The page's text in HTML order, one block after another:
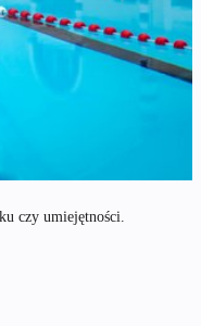
czy umiejętności.